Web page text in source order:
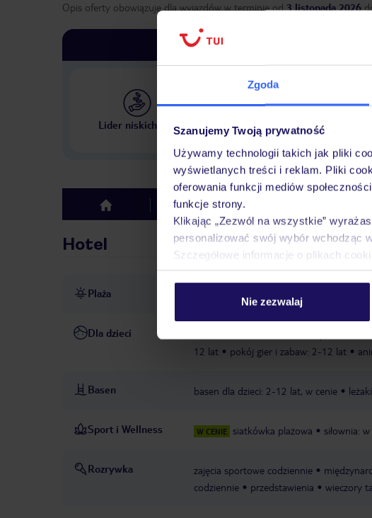
Zgoda
Szanujemy Twoją prywatność
Używamy technologii takich jak pliki
wyświetlanych treści i reklam. Pliki
oferowania funkcji mediów
funkcje strony.
Klikając „Zezwól na wszystkie”
personalizować swój wybór wchodząc w
Szczegółowe informacje o plikach
Nie zezwalaj
Opis oferty obowiązuje dla wyjazdów w terminie od 3 listopada 2026
Lider niskich cen
w Polsce
top Hotel
Hotel
Plaża bezpośrednio przy plaży
Dla dzieci
12 lat
pokój gier i zabaw: 2-12 lat
Basen basen dla dzieci: 2-12 lat, w cenie
Sport i Wellness W CENIE siatkówka plażowa siłownia:
Rozrywka zajęcia sportowe codziennie
codziennie
przedstawienia wieczory